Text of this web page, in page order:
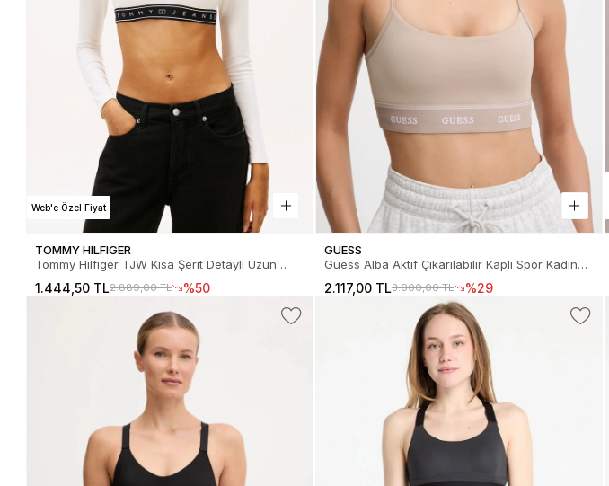
Web'e Özel Fiyat
TOMMY HILFIGER
Tommy Hilfiger TJW Kısa Şerit Detaylı Uzun
DW0DW22538YBH
1.444,50 TL2.889,00 TL %50
GUESS
Guess Alba Aktif Çıkarılabilir Kaplı Spor Kadın
2.117,00 TL3.000,00 TL %29